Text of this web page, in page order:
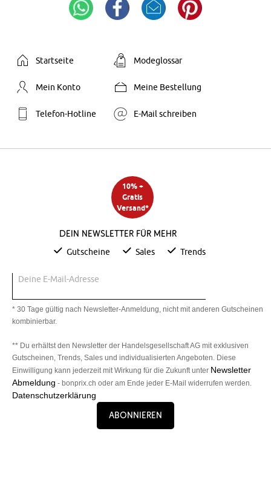
Startseite Modeglossar
Mein Konto Meine Bestellung
Telefon-Hotline E-Mail schreiben
10% +
Gratis
Versand*
Dein Newsletter für mehr
Gutscheine Sales Trends
Deine E-Mail-Adresse
* 30 Tage gültig nach Newsletter-Anmeldung, nicht mit anderen Gutscheinen
kombinierbar.
** Du erhältst den Newsletter der Handelsgesellschaft AG mit exklusiven
Gutscheinen, Trends, Sales und individualisierten Angeboten. Diese
Einwilligung kann jederzeit mit Wirkung für die Zukunft unter Newsletter
Abmeldung - bonprix.ch oder am Ende jeder E-Mail widerrufen werden.
Datenschutzerklärung
Abonnieren